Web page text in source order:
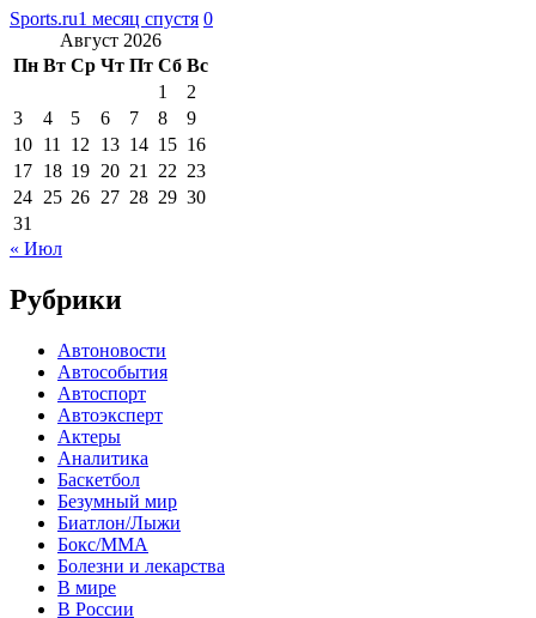
Sports.ru1 месяц спустя 0
Август 2026
Пн Вт Ср Чт Пт Сб Вс
1
2
3
4 5 6 7 8
9
10 11 12 13 14 15 16
17 18 19 20 21 22 23
24 25 26 27 28 29 30
31
« Июл
Рубрики
Автоновости
Автособытия
Автоспорт
Автоэксперт
Актеры
Аналитика
Баскетбол
Безумный мир
Биатлон/Лыжи
Бокс/MMA
Болезни и лекарства
В мире
В России